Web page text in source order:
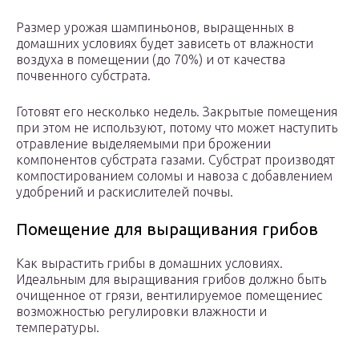
Размер урожая шампиньонов, выращенных в
домашних условиях будет зависеть от влажности
воздуха в помещении (до 70%) и от качества
почвенного субстрата.
Готовят его несколько недель. Закрытые помещения
при этом не используют, потому что может наступить
отравление выделяемыми при брожении
компонентов субстрата газами. Субстрат производят
компостированием соломы и навоза с добавлением
удобрений и раскислителей почвы.
Помещение для выращивания грибов
Как вырастить грибы в домашних условиях.
Идеальным для выращивания грибов должно быть
очищенное от грязи, вентилируемое помещениес
возможностью регулировки влажности и
температуры.